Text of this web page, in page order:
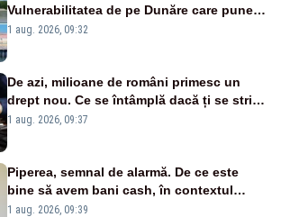
Vulnerabilitatea de pe Dunăre care pune
în pericol Centrala Cernavodă era
1 aug. 2026, 09:32
De azi, milioane de români primesc un
drept nou. Ce se întâmplă dacă ți se strică
un produs
1 aug. 2026, 09:37
Piperea, semnal de alarmă. De ce este
bine să avem bani cash, în contextul
alertei energetice?
1 aug. 2026, 09:39